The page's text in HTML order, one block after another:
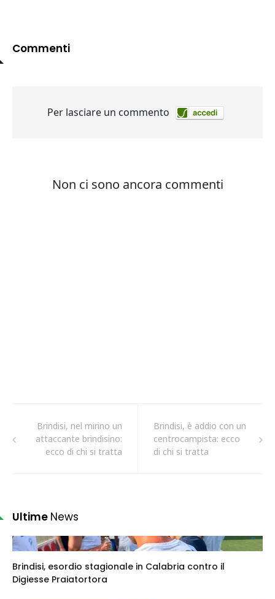
Commenti
Brindisi, nel mirino un
attaccante brindisino:
ecco di chi si tratta
Brindisi, è addio con un
centrocampista: ecco
di chi si tratta
Ultime News
Brindisi, esordio stagionale in Calabria contro il
Digiesse Praiatortora